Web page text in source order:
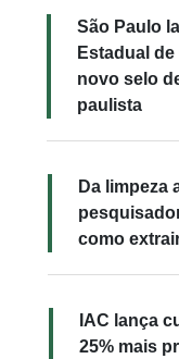
São Paulo
Estadual
novo selo
paulista
Da limpeza
como
IAC lança
25% mais